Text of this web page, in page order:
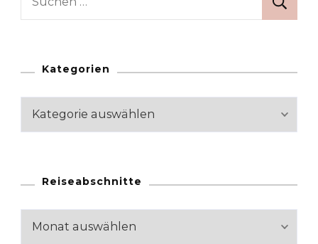
Kategorien
Kategorien
Reiseabschnitte
Reiseabschnitte